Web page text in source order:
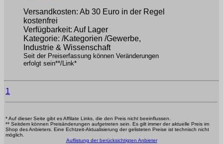
Versandkosten: Ab 30 Euro in der Regel
kostenfrei
Verfügbarkeit: Auf Lager
Kategorie: /Kategorien /Gewerbe,
Industrie & Wissenschaft
Seit der Preiserfassung können Veränderungen
erfolgt sein**/Link*
1
* Auf dieser Seite gibt es Affilate Links, die den Preis nicht beeinflussen.
** Seitdem können Preisänderungen aufgetreten sein. Es gilt immer der aktuelle Preis im
Shop des Anbieters. Eine Echtzeit-Aktualisierung der gelisteten Preise ist technisch nicht
möglich.
Auflistung der berücksichtigten Anbieter